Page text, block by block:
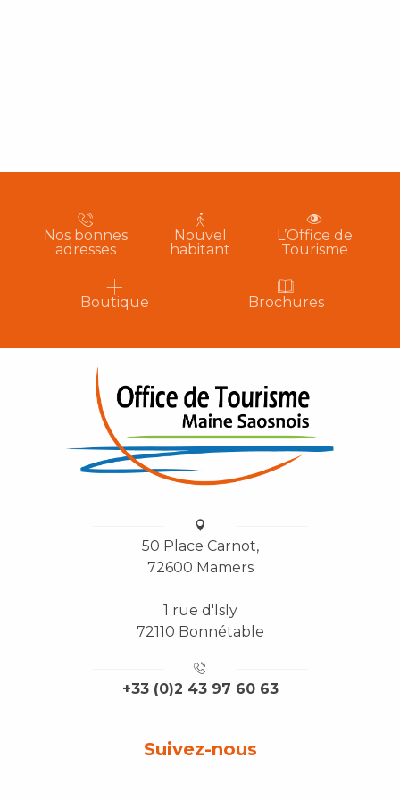
Nos bonnes
adresses
Nouvel
habitant
L’Office de
Tourisme
Boutique Brochures
50 Place Carnot,
72600 Mamers
1 rue d'Isly
72110 Bonnétable
+33 (0)2 43 97 60 63
Suivez-nous